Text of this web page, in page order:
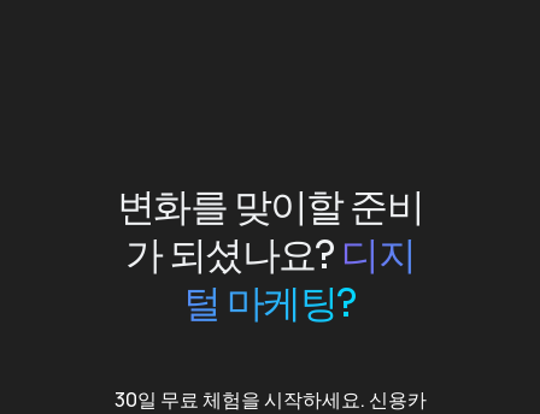
변화를 맞이할 준비
가 되셨나요? 디지
털 마케팅?
30일 무료 체험을 시작하세요. 신용카